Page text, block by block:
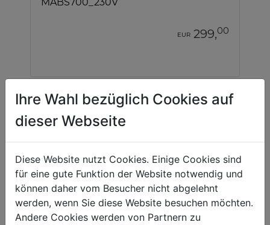
EUR 299,00
Ihre Wahl bezüglich Cookies auf
dieser Webseite
Diese Website nutzt Cookies. Einige Cookies sind
für eine gute Funktion der Website notwendig und
können daher vom Besucher nicht abgelehnt
werden, wenn Sie diese Website besuchen möchten.
Andere Cookies werden von Partnern zu